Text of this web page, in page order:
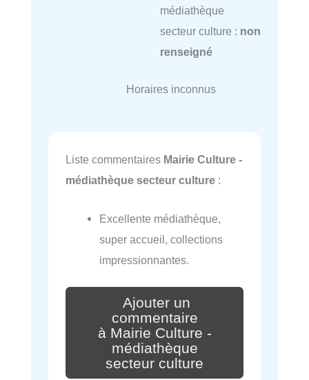
médiathèque
secteur culture : non
renseigné
Horaires inconnus
Liste commentaires Mairie Culture -
médiathèque secteur culture :
Excellente médiathèque,
super accueil, collections
impressionnantes.
Ajouter un
commentaire
à Mairie Culture -
médiathèque
secteur culture